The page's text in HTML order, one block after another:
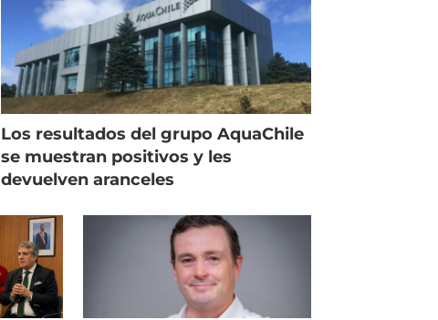
Los resultados del grupo AquaChile
se muestran positivos y les
devuelven aranceles